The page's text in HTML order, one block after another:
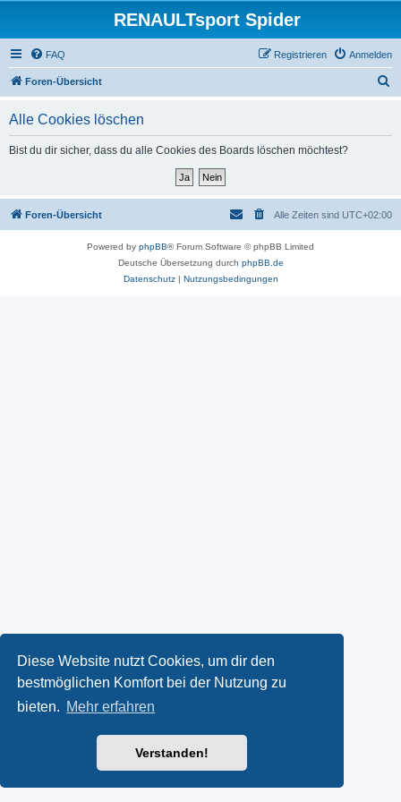
Diese Website nutzt Cookies, um dir den
bestmöglichen Komfort bei der Nutzung zu
bieten. Mehr erfahren
Verstanden!
RENAULTsport Spider
FAQ Anmelden
Registrieren
Foren-Übersicht
Alle Cookies löschen
Bist du dir sicher, dass du alle Cookies des Boards löschen möchtest?
Foren-Übersicht Alle Zeiten sind UTC+02:00
Powered by phpBB® Forum Software © phpBB Limited
Deutsche Übersetzung durch phpBB.de
Datenschutz| Nutzungsbedingungen